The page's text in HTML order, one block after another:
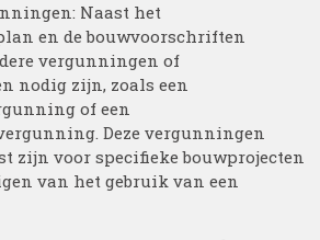
Naast het
en de bouwvoorschriften
vergunningen of
nodig zijn, zoals een
of een
Deze vergunningen
zijn voor specifieke bouwprojecten
van het gebruik van een